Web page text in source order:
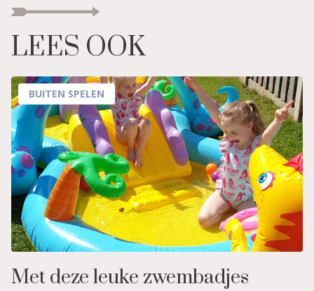
LEES OOK
BUITEN SPELEN
Met deze leuke zwembadjes